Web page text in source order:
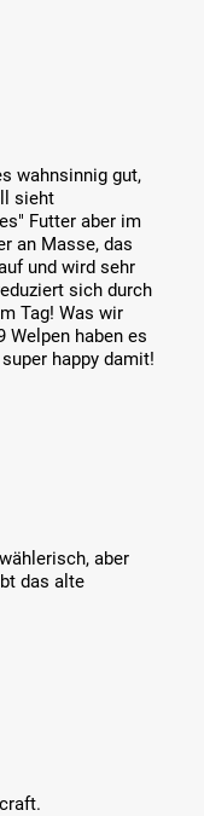
wahnsinnig gut,
sieht
Futter aber im
an Masse, das
und wird sehr
sich durch
Tag! Was wir
Welpen haben es
happy damit!
aber
das alte